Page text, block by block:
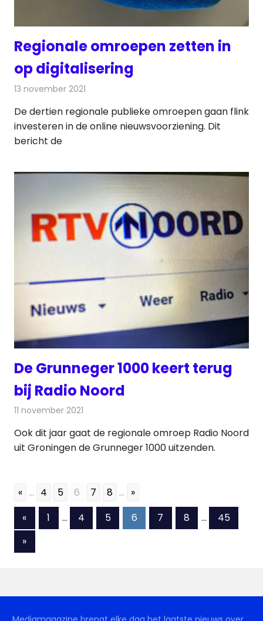
Regionale omroepen zetten in
op digitalisering
13 november 2021
De dertien regionale publieke omroepen gaan flink
investeren in de online nieuwsvoorziening. Dit
bericht de
De Grunneger 1000 keert terug
bij Radio Noord
11 november 2021
Ook dit jaar gaat de regionale omroep Radio Noord
uit Groningen de Grunneger 1000 uitzenden.
« ... 4 5 6 7 8 ... »
Berichten
paginering
«Vorige
berichten
1 … 4 5 6 7 8 …
45
Volgende
berichten
»